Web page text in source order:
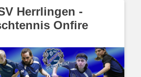
Herrlingen -
Onfire